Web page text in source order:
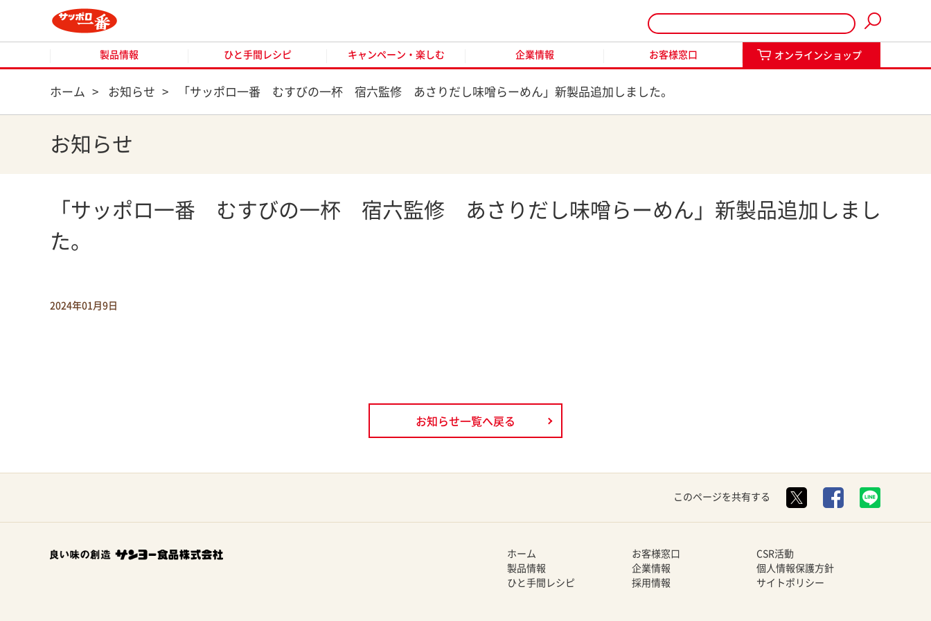
製品情報 ひと手間レシピ キャンペーン・楽しむ 企業情報 お客様窓口 オンラインショップ
オンラインショップ
ホーム > お知らせ > 「サッポロ一番 むすびの一杯 宿六監修 あさりだし味噌らーめん」新製品追加しました。
お知らせ
「サッポロ一番 むすびの一杯 宿六監修 あさりだし味噌らーめん」新製品追加しまし
た。
2024年01月9日
お知らせ一覧へ戻る
このページを共有する
ホーム
製品情報
ひと手間レシピ
お客様窓口
企業情報
採用情報
CSR活動
個人情報保護方針
サイトポリシー